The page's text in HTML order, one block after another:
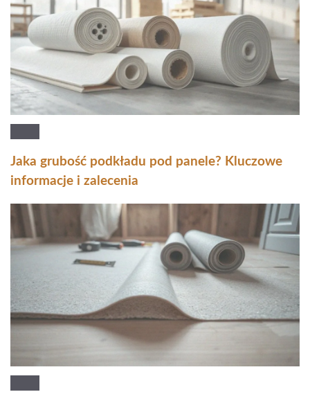
Jaka grubość podkładu pod panele? Kluczowe
informacje i zalecenia